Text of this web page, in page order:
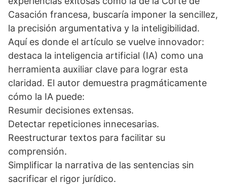
Casación francesa, buscaría imponer la sencillez,
la precisión argumentativa y la inteligibilidad.
Aquí es donde el artículo se vuelve innovador:
destaca la inteligencia artificial (IA) como una
herramienta auxiliar clave para lograr esta
claridad. El autor demuestra pragmáticamente
cómo la IA puede:
Resumir decisiones extensas.
Detectar repeticiones innecesarias.
Reestructurar textos para facilitar su
comprensión.
Simplificar la narrativa de las sentencias sin
sacrificar el rigor jurídico.